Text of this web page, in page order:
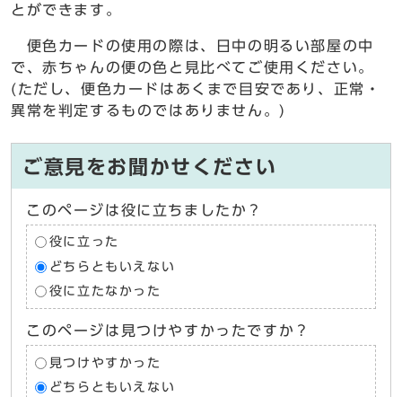
とができます。
便色カードの使用の際は、日中の明るい部屋の中
で、赤ちゃんの便の色と見比べてご使用ください。
(ただし、便色カードはあくまで目安であり、正常・
異常を判定するものではありません。)
ご意見をお聞かせください
このページは役に立ちましたか？
役に立った
どちらともいえない
役に立たなかった
このページは見つけやすかったですか？
見つけやすかった
どちらともいえない